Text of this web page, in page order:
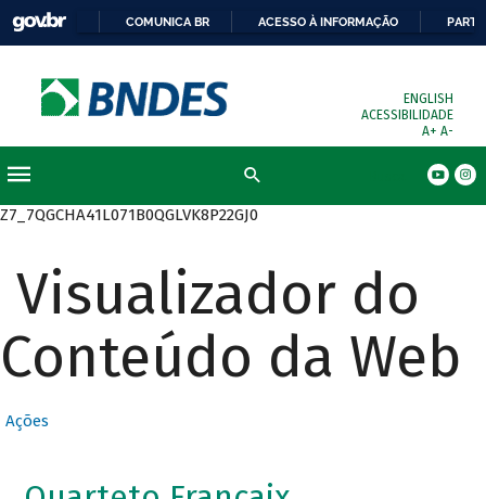
COMUNICA BR ACESSO À INFORMAÇÃO
ENGLISH
ACESSIBILIDADE
A+ A-
Z7_7QGCHA41L071B0QGLVK8P22GJ0
Visualizador do
Conteúdo da Web
Ações